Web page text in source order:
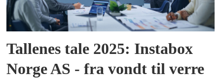
Tallenes tale 2025: Instabox
Norge AS - fra vondt til verre